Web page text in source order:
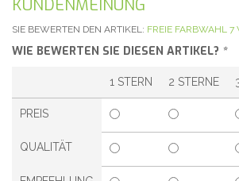
KUNDENMEINUNG
SIE BEWERTEN DEN ARTIKEL: FREIE FARBWAHL 7
WIE BEWERTEN SIE DIESEN ARTIKEL? *
1 STERN 2 STERNE
PREIS
QUALITÄT